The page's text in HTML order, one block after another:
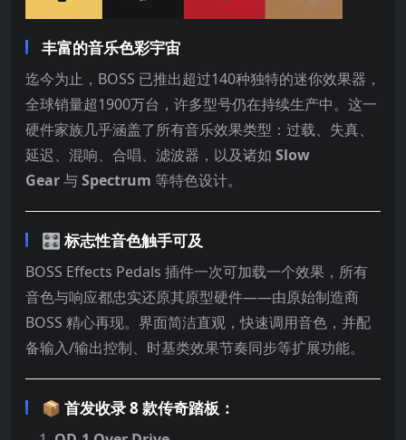
丰富的音乐色彩宇宙
迄今为止，BOSS 已推出超过140种独特的迷你效果器，
全球销量超1900万台，许多型号仍在持续生产中。这一
硬件家族几乎涵盖了所有音乐效果类型：过载、失真、
延迟、混响、合唱、滤波器，以及诸如 Slow
Gear与Spectrum 等特色设计。
🎛️ 标志性音色触手可及
BOSS Effects Pedals 插件一次可加载一个效果，所有
音色与响应都忠实还原其原型硬件——由原始制造商
BOSS 精心再现。界面简洁直观，快速调用音色，并配
备输入/输出控制、时基类效果节奏同步等扩展功能。
📦 首发收录 8 款传奇踏板：